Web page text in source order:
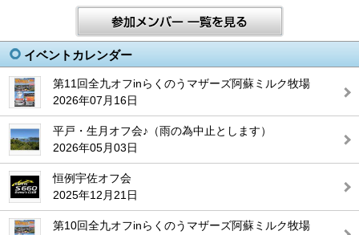
イベントカレンダー
第11回全九オフinらくのうマザーズ阿蘇ミルク牧場
2026年07月16日
平戸・生月オフ会♪（雨の為中止とします）
2026年05月03日
恒例宇佐オフ会
2025年12月21日
第10回全九オフinらくのうマザーズ阿蘇ミルク牧場